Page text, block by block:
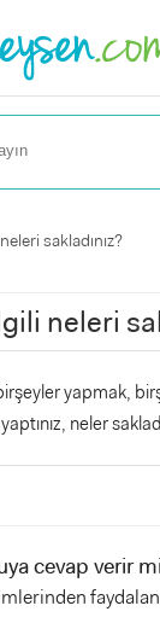
sakladınız?
neleri
yapmak,
neler
cevap verir